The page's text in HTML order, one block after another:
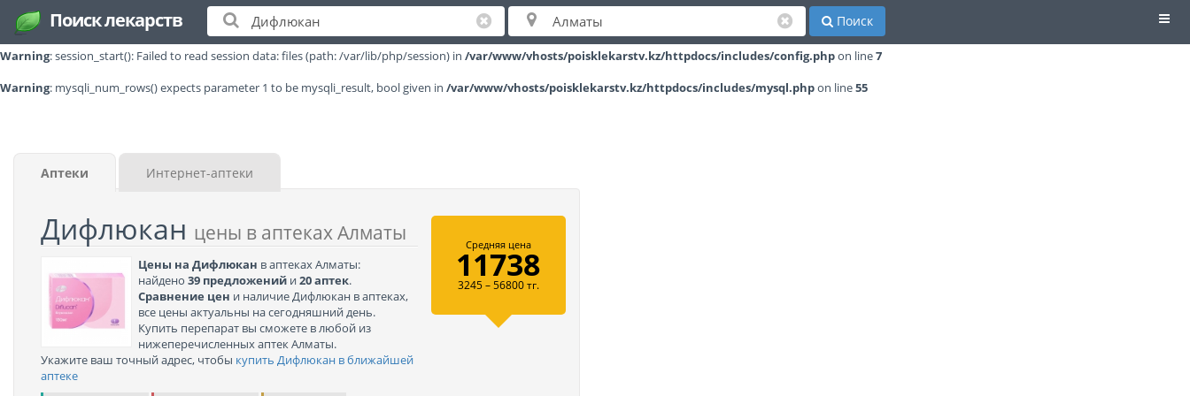
Warning : session_start(): open(/var/lib/php/session/sess_31l0jcg505elhd2aa76kldchi0, O_RDWR) failed: No space left on device (28) in /var/www/vhosts/poisklekarstv.kz/httpdocs/includes/config.php
Warning: session_start(): Failed to read session data: files (path: /var/lib/php/session) in /var/www/vhosts/poisklekarstv.kz/httpdocs/includes/config.phpon line7
Warning: mysqli_num_rows() expects parameter 1 to be mysqli_result, bool given in /var/www/vhosts/poisklekarstv.kz/httpdocs/includes/mysql.phpon line55
Поиск лекарств Поиск
Аптеки Интернет-аптеки
Дифлюкан цены в аптеках Алматы
Цены на Дифлюкан в аптеках Алматы:
найдено 39 предложений и20 аптек.
Сравнение цен и наличие Дифлюкан в аптеках,
все цены актуальны на сегодняшний день.
Купить перепарат вы сможете в любой из
нижеперечисленных аптек Алматы.
Укажите ваш точный адрес, чтобы купить Дифлюкан в ближайшей
аптеке
Средняя цена
11738
3245 – 56800 тг.